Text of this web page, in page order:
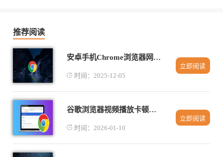
推荐阅读
安卓手机Chrome浏览器网页字体和主题自定义技巧
时间：2025-12-05
立即阅读
谷歌浏览器视频播放卡顿原因及解决方案详解
时间：2026-01-10
立即阅读